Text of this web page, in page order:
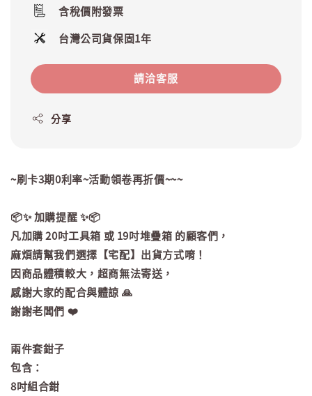
含稅價附發票
台灣公司貨保固1年
請洽客服
分享
~刷卡3期0利率~活動領卷再折價~~~
📦✨ 加購提醒 ✨📦
凡加購 20吋工具箱 或 19吋堆疊箱 的顧客們，
麻煩請幫我們選擇【宅配】出貨方式唷！
因商品體積較大，超商無法寄送，
感謝大家的配合與體諒 🙏
謝謝老闆們 ❤️
兩件套鉗子
包含：
8吋組合鉗